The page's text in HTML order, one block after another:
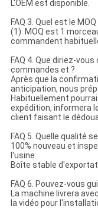
L'OEM est disponible.
FAQ 3. Quel est le MOQ
(1). MOQ est 1
commandent
FAQ 4. Que diriez-
commandes et ?
Après que la
anticipation, nous
Habituellement
expédition, informera
client faisant le
FAQ 5. Quelle qualité
100% nouveau et
l'usine.
Boîte stable
FAQ 6. Pouvez-vous
La machine livrera
la vidéo pour